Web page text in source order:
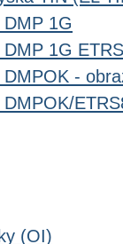
1G
1G
-
(OI)